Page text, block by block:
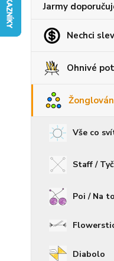
Jarmy
Nechci
Ohnivé
Vše co
Staff /
Poi / Na
Diabolo